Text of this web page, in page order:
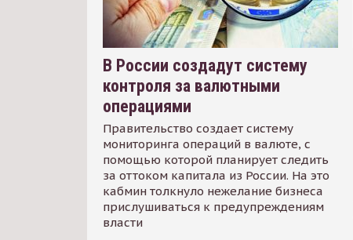
В России создадут систему
контроля за валютными
операциями
Правительство создает систему
мониторинга операций в валюте, с
помощью которой планирует следить
за оттоком капитала из России. На это
кабмин толкнуло нежелание бизнеса
прислушиваться к предупреждениям
власти